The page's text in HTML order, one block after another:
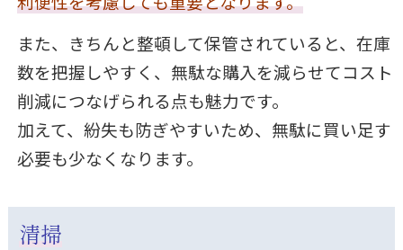
また、きちんと整頓して保管されていると、在庫
数を把握しやすく、無駄な購入を減らせてコスト
削減につなげられる点も魅力です。
加えて、紛失も防ぎやすいため、無駄に買い足す
必要も少なくなります。
清掃